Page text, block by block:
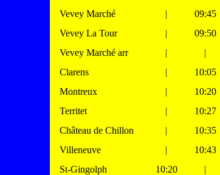
Vevey Marché
| 09:45
Vevey La Tour
| 09:50
Vevey Marché arr
| |
Clarens
| 10:05
Montreux
| 10:20
Territet
| 10:27
Château de Chillon
| 10:35
Villeneuve
| 10:43
St-Gingolph
10:20 |